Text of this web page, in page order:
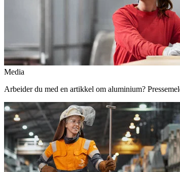
Media
Arbeider du med en artikkel om aluminium?